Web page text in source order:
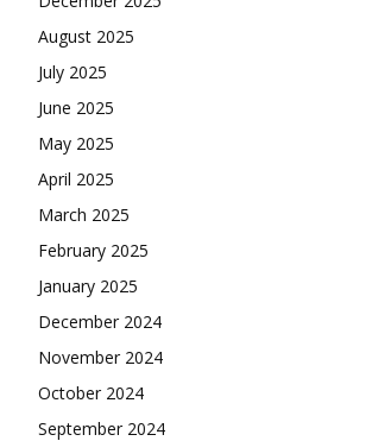
August 2025
July 2025
June 2025
May 2025
April 2025
March 2025
February 2025
January 2025
December 2024
November 2024
October 2024
September 2024